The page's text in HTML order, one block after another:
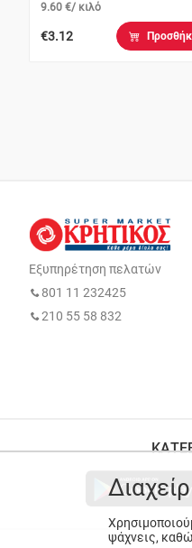
9.60 €/ κιλό
€3.12
Εξυπηρέτηση πελατών
801 11 232425
210 55 58 832
ψάχνεις,